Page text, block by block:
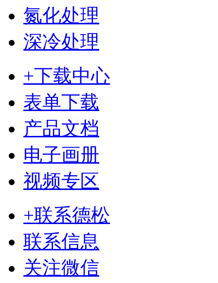
氮化处理
深冷处理
+下载中心
表单下载
产品文档
电子画册
视频专区
+联系德松
联系信息
关注微信